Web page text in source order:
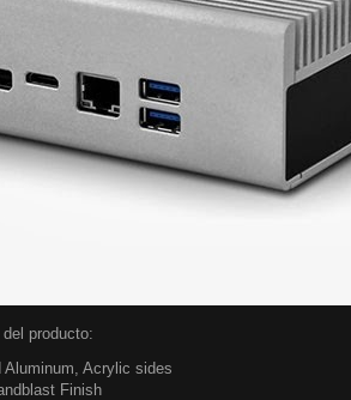
producto:
Acrylic sides
Finish